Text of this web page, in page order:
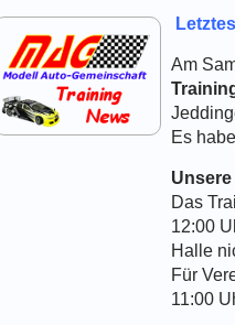
Am
Es
Das
12:00
Halle
Für
11:00